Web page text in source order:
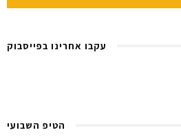
עקבו אחרינו בפייסבוק
הטיפ השבועי